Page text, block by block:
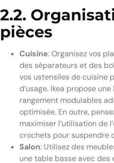
2.2.
pièces
Cuisine: Organisez vos
des séparateurs et des
vos ustensiles de cuisine
d’usage. Ikea propose
rangement modulables
optimisée. En outre,
maximiser l’utilisation de
crochets pour suspendre
Salon: Utilisez des
une table basse avec